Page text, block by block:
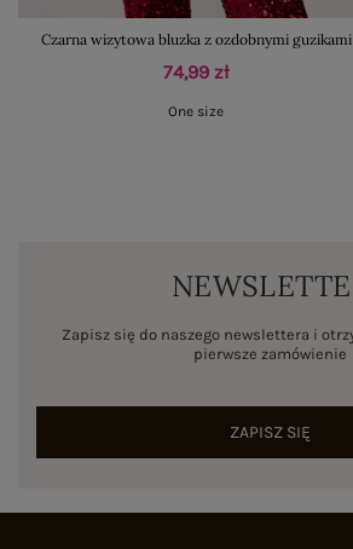
Czarna wizytowa bluzka z ozdobnymi guzikami
74,99 zł
One size
Zapisz się do naszego newslettera i
pierwsze zamówienie
ZAPISZ SIĘ